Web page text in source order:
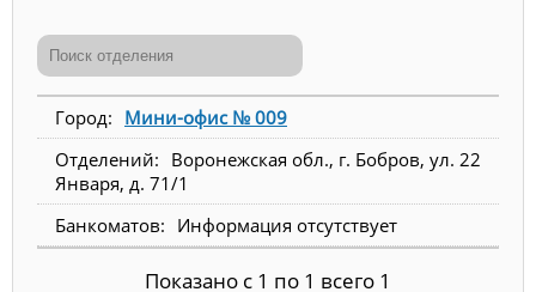
Мини-офис № 009
Воронежская обл., г. Бобров, ул. 22
Января, д. 71/1
Информация отсутствует
Показано с 1 по 1 всего 1